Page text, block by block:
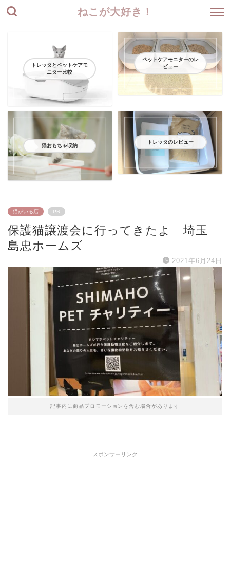
ねこが大好き！
トレッタとペットケアモ
ニター比較
ペットケアモニターのレ
ビュー
猫おもちゃ収納
トレッタのレビュー
猫がいる店 PR
保護猫譲渡会に行ってきたよ 埼玉
島忠ホームズ
2021年6月24日
記事内に商品プロモーションを含む場合があります
スポンサーリンク